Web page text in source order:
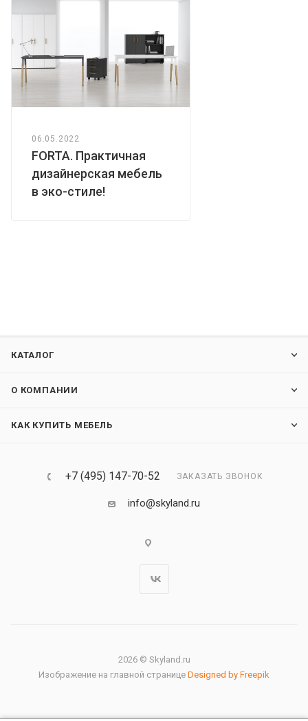
06.05.2022
FORTA. Практичная
дизайнерская мебель
в эко-стиле!
КАТАЛОГ
О КОМПАНИИ
КАК КУПИТЬ МЕБЕЛЬ
+7 (495) 147-70-52 ЗАКАЗАТЬ ЗВОНОК
info@skyland.ru
2026 © Skyland.ru
Изображение на главной странице Designed by Freepik